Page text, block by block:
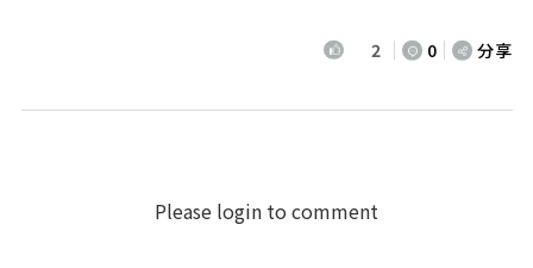
2 0 分享
Please login to comment